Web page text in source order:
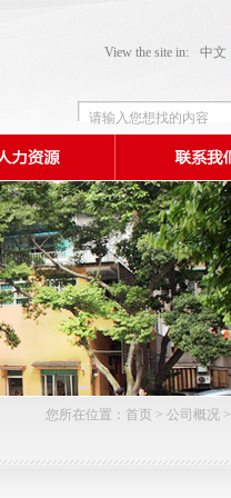
View the site in: 中文
您所在位置： 首页 > 公司概况 >